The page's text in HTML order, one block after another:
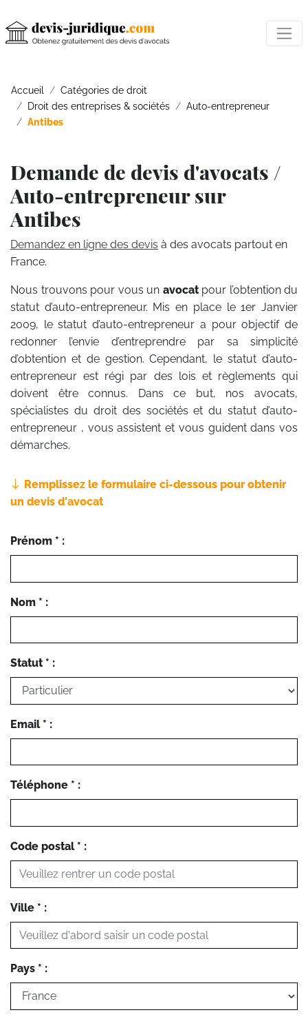
Accueil
Catégories de droit
Droit des entreprises & sociétés
Auto-entrepreneur
Antibes
Demande de devis d'avocats /
Auto-entrepreneur sur
Antibes
Demandez en ligne des devis à des avocats partout en
France.
Nous trouvons pour vous un avocat pour l’obtention du
statut d’auto-entrepreneur. Mis en place le 1er Janvier
2009, le statut d’auto-entrepreneur a pour objectif de
redonner l’envie d’entreprendre par sa simplicité
d’obtention et de gestion. Cependant, le statut d’auto-
entrepreneur est régi par des lois et règlements qui
doivent être connus. Dans ce but, nos avocats,
spécialistes du droit des sociétés et du statut d’auto-
entrepreneur , vous assistent et vous guident dans vos
démarches.
Remplissez le formulaire ci-dessous pour obtenir
un devis d'avocat
Prénom * :
Nom * :
Statut * :
Email * :
Téléphone * :
Code postal * :
Ville * :
Pays * :